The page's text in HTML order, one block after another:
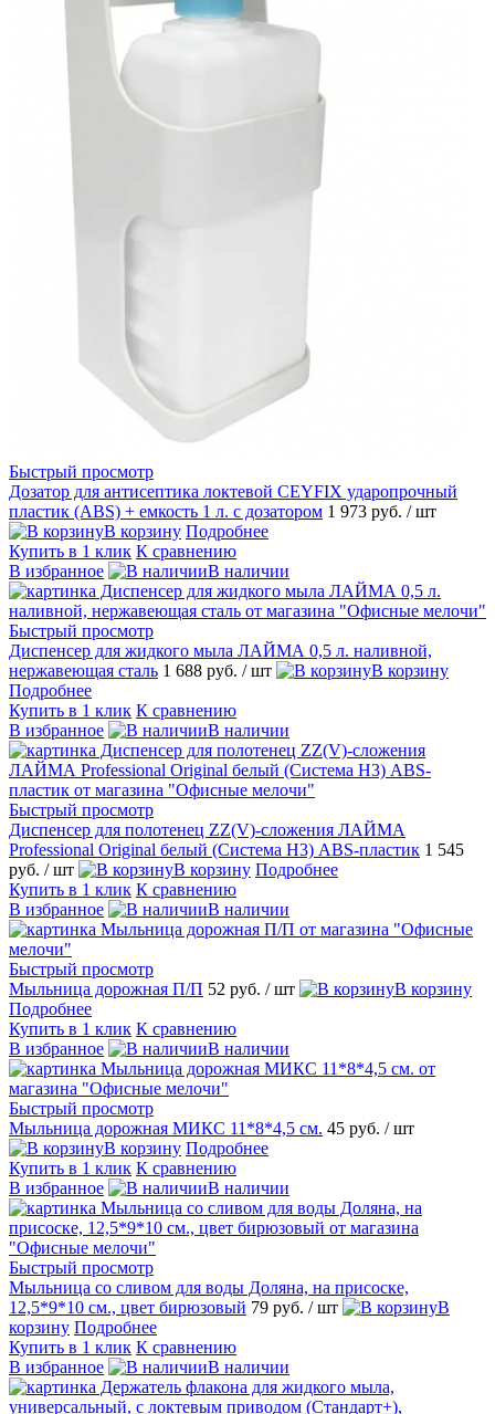
Быстрый просмотр
Дозатор для антисептика локтевой CEYFIX ударопрочный
пластик (ABS) + емкость 1 л. с дозатором 1 973 руб. / шт
В корзину Подробнее
Купить в 1 клик К сравнению
В избранное
В наличии
Быстрый просмотр
Диспенсер для жидкого мыла ЛАЙМА 0,5 л. наливной,
нержавеющая сталь 1 688 руб. / шт
В корзину
Подробнее
Купить в 1 клик К сравнению
В избранное
В наличии
Быстрый просмотр
Диспенсер для полотенец ZZ(V)-сложения ЛАЙМА
Professional Original белый (Система H3) ABS-пластик 1 545
руб. / шт В корзину Подробнее
Купить в 1 клик К сравнению
В избранное
В наличии
Быстрый просмотр
Мыльница дорожная П/П 52 руб. / шт
В корзину
Подробнее
Купить в 1 клик К сравнению
В избранное
В наличии
Быстрый просмотр
Мыльница дорожная МИКС 11*8*4,5 см. 45 руб. / шт
В корзину Подробнее
Купить в 1 клик К сравнению
В избранное
В наличии
Быстрый просмотр
Мыльница со сливом для воды Доляна, на присоске,
12,5*9*10 см., цвет бирюзовый 79 руб. / шт
В
корзину Подробнее
Купить в 1 клик К сравнению
В избранное
В наличии